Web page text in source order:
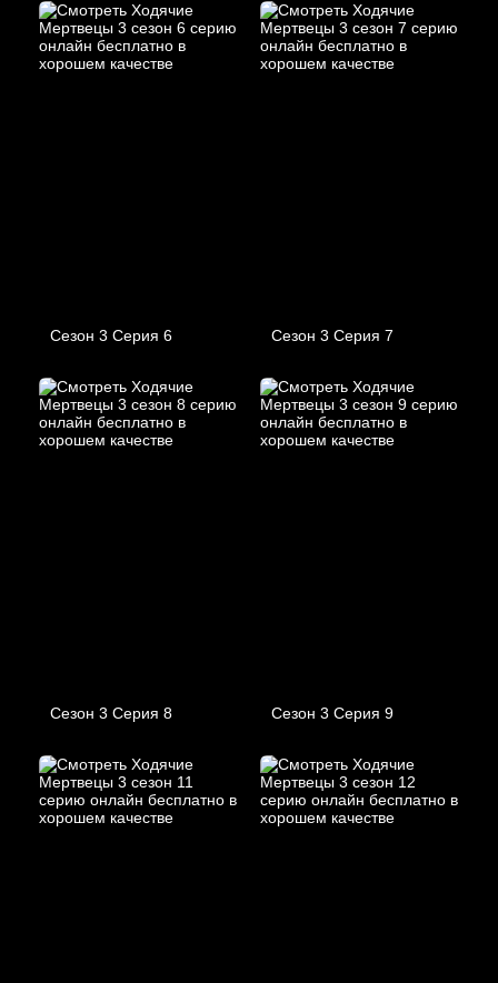
Сезон 3 Серия 6 Сезон 3 Серия 7
Сезон 3 Серия 8 Сезон 3 Серия 9